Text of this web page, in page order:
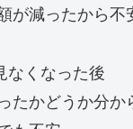
が減ったから不
なくなった後
たかどうか分か